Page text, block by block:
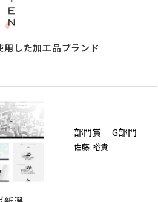
用した加工品ブランド
部門賞 G部門
佐藤 裕貴